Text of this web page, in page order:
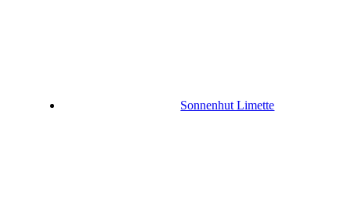
Sonnenhut Limette